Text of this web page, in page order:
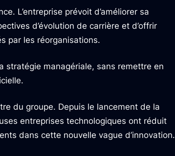
L’entreprise prévoit d’améliorer sa
d’évolution de carrière et d’offrir
par les réorganisations.
stratégie managériale, sans remettre en
du groupe. Depuis le lancement de la
entreprises technologiques ont réduit
dans cette nouvelle vague d’innovation.